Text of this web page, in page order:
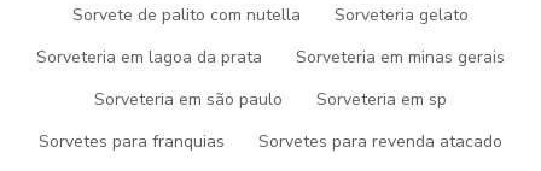
Sorvete de palito com nutella
Sorveteria gelato
Sorveteria em lagoa da prata
Sorveteria em minas gerais
Sorveteria em são paulo
Sorveteria em sp
Sorvetes para franquias
Sorvetes para revenda atacado
COMPRAR AÇAÍ PARA REVENDER
DISTRIBUIDOR DE PICOLE
EMPRESA DE GELATOS
EMPRESA DE SORVETE